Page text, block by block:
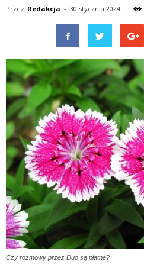
Przez Redakcja - 30 stycznia 2024
Czy rozmowy przez Duo są płatne?